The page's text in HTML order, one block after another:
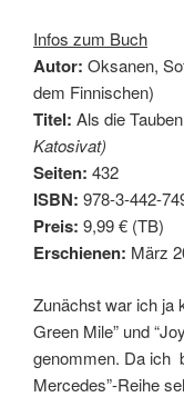
Infos zum Buch
Autor: Oksanen,
dem Finnischen)
Titel: Als die
Katosivat)
Seiten: 432
ISBN: 978-3-442-
Preis: 9,99 € (TB)
Erschienen: März
Zunächst war ich ja
Green Mile” und
genommen. Da ich
Mercedes”-Reihe